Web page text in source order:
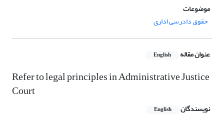
موضوعات
حقوق دادرسی اداری
عنوان مقاله English
Refer to legal principles in Administrative Justice
Court
نویسندگان English